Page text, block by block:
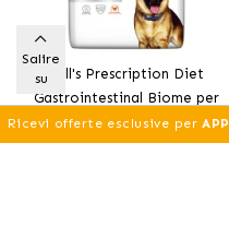
Hill's Prescription Diet
Gastrointestinal Biome per
Cani Grandi con Pollo
(DA) 98.99 €
Ricevi offerte esclusive perAPP
Salire
su